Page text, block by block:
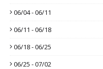
06/04 - 06/11
06/11 - 06/18
06/18 - 06/25
06/25 - 07/02